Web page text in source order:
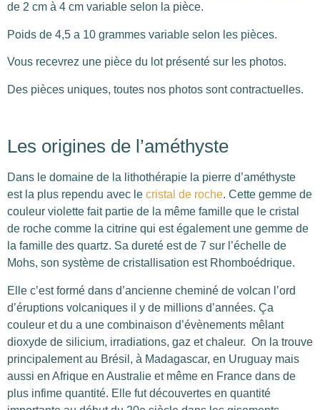
de 2 cm à 4 cm variable selon la pièce.
Poids de 4,5 a 10 grammes variable selon les pièces.
Vous recevrez une pièce du lot présenté sur les photos.
Des pièces uniques, toutes nos photos sont contractuelles.
Les origines de l’améthyste
Dans le domaine de la lithothérapie la pierre d’améthyste
est la plus rependu avec le cristal de roche. Cette gemme de
couleur violette fait partie de la même famille que le cristal
de roche comme la citrine qui est également une gemme de
la famille des quartz. Sa dureté est de 7 sur l’échelle de
Mohs, son système de cristallisation est Rhomboédrique.
Elle c’est formé dans d’ancienne cheminé de volcan l’ord
d’éruptions volcaniques il y de millions d’années. Ça
couleur et du a une combinaison d’évènements mêlant
dioxyde de silicium, irradiations, gaz et chaleur. On la trouve
principalement au Brésil, à Madagascar, en Uruguay mais
aussi en Afrique en Australie et même en France dans de
plus infime quantité. Elle fut découvertes en quantité